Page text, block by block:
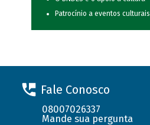
Patrocínio a eventos culturais
Fale Conosco
08007026337
Mande sua pergunta